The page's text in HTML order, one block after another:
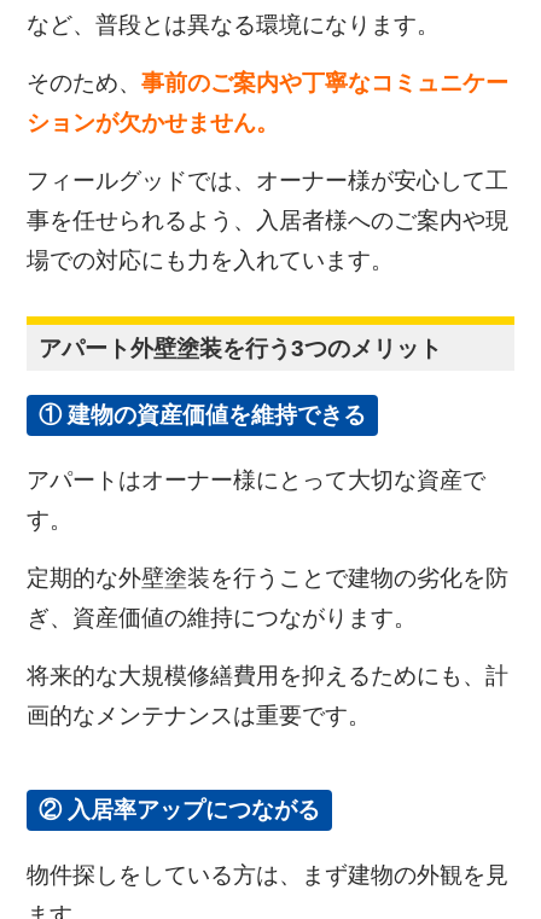
など、普段とは異なる環境になります。
そのため、事前のご案内や丁寧なコミュニケー
ションが欠かせません。
フィールグッドでは、オーナー様が安心して工
事を任せられるよう、入居者様へのご案内や現
場での対応にも力を入れています。
アパート外壁塗装を行う3つのメリット
① 建物の資産価値を維持できる
アパートはオーナー様にとって大切な資産で
す。
定期的な外壁塗装を行うことで建物の劣化を防
ぎ、資産価値の維持につながります。
将来的な大規模修繕費用を抑えるためにも、計
画的なメンテナンスは重要です。
② 入居率アップにつながる
物件探しをしている方は、まず建物の外観を見